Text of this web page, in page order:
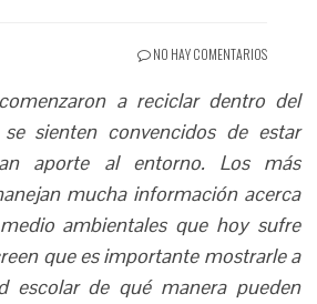
NO HAY COMENTARIOS
a reciclar dentro del
sienten convencidos de estar
aporte al entorno. Los más
mucha información acerca
ambientales que hoy sufre
que es importante mostrarle a
escolar de qué manera pueden